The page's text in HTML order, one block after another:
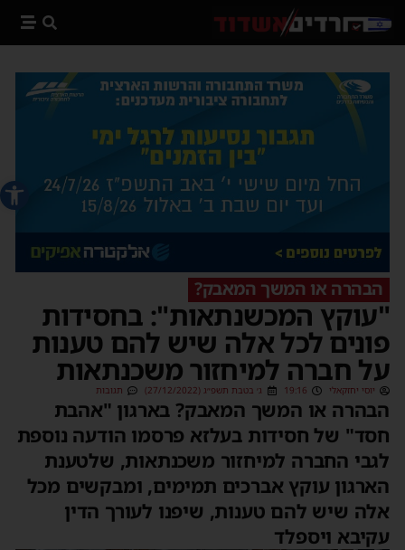
פתח
הבהרה או המשך המאבק?
"עוקץ המכשנתאות": בחסידות
פונים לכל אלה שיש להם טענות
על חברה למיחזור משכנתאות
יוסי יחזקאלי 19:16 ג׳ בטבת תשפ״ג (27/12/2022) תגובות
הבהרה או המשך המאבק? ‏בארגון "אהבת
חסד" של חסידות בעלזא פרסמו הודעה נוספת
לגבי החברה למיחזור משכנתאות, שלטענת
הארגון עוקץ אברכים תמימים, ומבקשים מכל
אלה שיש להם טענות, שיפנו לעורך הדין
עקיבא ויספלד